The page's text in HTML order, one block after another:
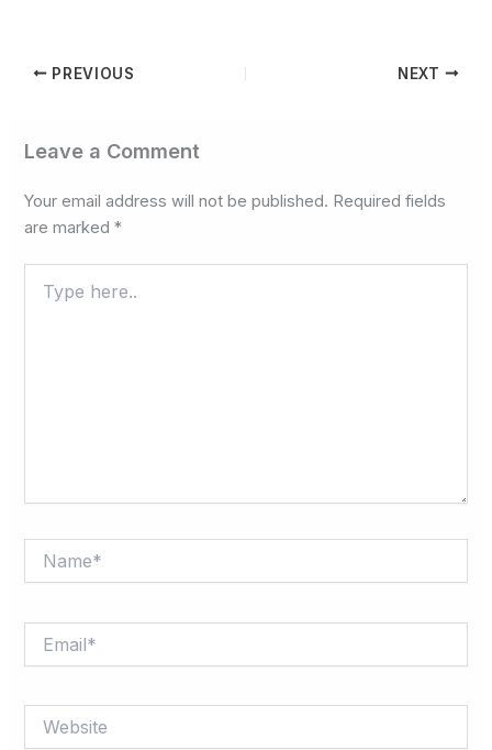
PREVIOUS NEXT
Leave a Comment
Your email address will not be published. Required fields
are marked*
here..